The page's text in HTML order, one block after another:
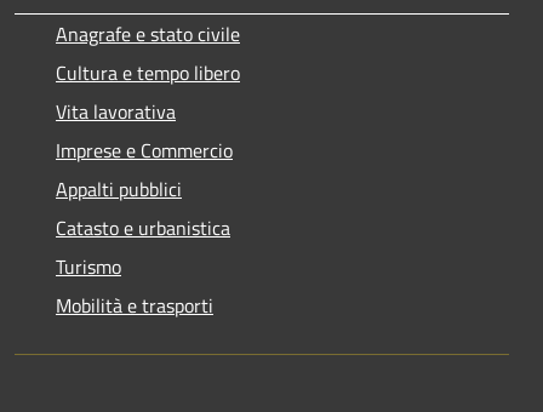
Anagrafe e stato civile
Cultura e tempo libero
Vita lavorativa
Imprese e Commercio
Appalti pubblici
Catasto e urbanistica
Turismo
Mobilità e trasporti